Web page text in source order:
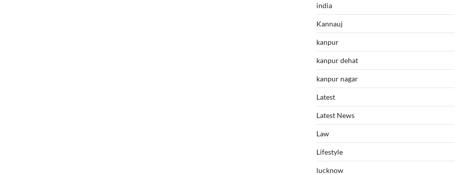
india
Kannauj
kanpur
kanpur dehat
kanpur nagar
Latest
Latest News
Law
Lifestyle
lucknow